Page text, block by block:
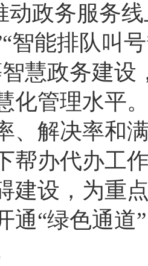
务服务线
智能排队叫
慧政务建设
化管理水平
、解决率和
帮办代办工
建设，为重
通“绿色通